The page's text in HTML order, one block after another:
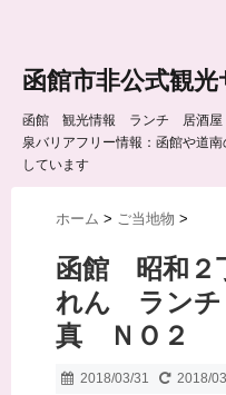
函館市非公式観光
函館 観光情報 ランチ 居酒屋
泉バリアフリー情報：函館や道
しています
ホーム > ご当地物 >
函館 昭和
れん ラン
真 ＮＯ２
2018/03/31 2018/